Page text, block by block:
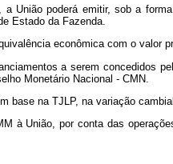
, a União poderá emitir, sob a
Estado da Fazenda.
econômica com o valor
a serem concedidos
Monetário Nacional - CMN.
base na TJLP, na variação
à União, por conta das